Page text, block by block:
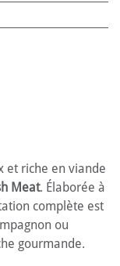
et riche en viande
Meat. Élaborée à
complète est
ou
gourmande.